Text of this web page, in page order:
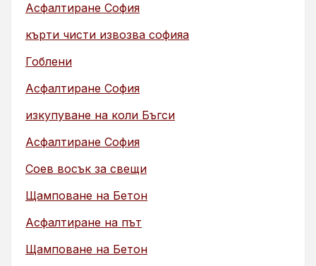
Асфалтиране София
кърти чисти извозва софияа
Гоблени
Асфалтиране София
изкупуване на коли Бъгси
Асфалтиране София
Соев восък за свещи
Щамповане на Бетон
Асфалтиране на път
Щамповане на Бетон